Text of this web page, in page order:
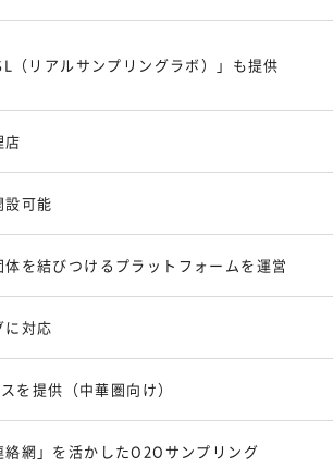
（リアルサンプリングラボ）」も提供
店
設可能
を結びつけるプラットフォームを運営
に対応
を提供（中華圏向け）
網」を活かしたO2Oサンプリング